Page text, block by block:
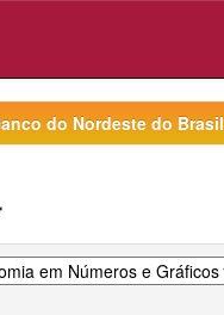
do Nordeste do Brasil